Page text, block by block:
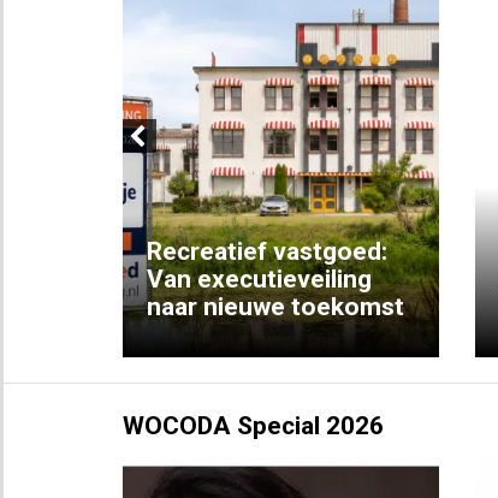
Previous
Recreatief vastgoed:
Van executieveiling
naar nieuwe toekomst
WOCODA Special 2026